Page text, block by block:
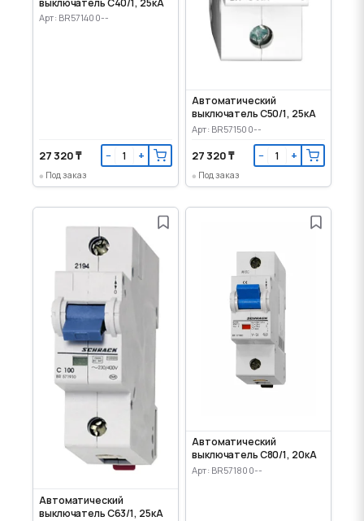
Арт: BR571400--
27 320 ₸ − +
Под заказ
Автоматический
выключатель C50/1, 25кА
Арт: BR571500--
27 320 ₸ − +
Под заказ
Автоматический
выключатель C63/1, 25кА
Автоматический
выключатель C80/1, 20кА
Арт: BR571800--